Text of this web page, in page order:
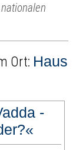
Ort: Haus
-